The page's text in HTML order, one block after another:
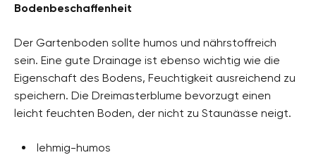
Bodenbeschaffenheit
Der Gartenboden sollte humos und nährstoffreich
sein. Eine gute Drainage ist ebenso wichtig wie die
Eigenschaft des Bodens, Feuchtigkeit ausreichend zu
speichern. Die Dreimasterblume bevorzugt einen
leicht feuchten Boden, der nicht zu Staunässe neigt.
lehmig-humos